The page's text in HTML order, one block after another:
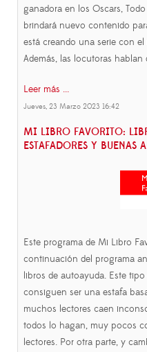
ganadora en los Oscars,
brindará nuevo contenido
está creando una serie con
Además, las locutoras hablan
Leer más ...
Jueves, 23 Marzo 2023 16:42
MI LIBRO FAVORITO:
ESTAFADORES Y BUENAS
Este programa de Mi Libro
continuación del programa
libros de autoayuda. Este
consiguen ser una estafa
muchos lectores caen
todos lo hagan, muy pocos
lectores. Por otra parte, y